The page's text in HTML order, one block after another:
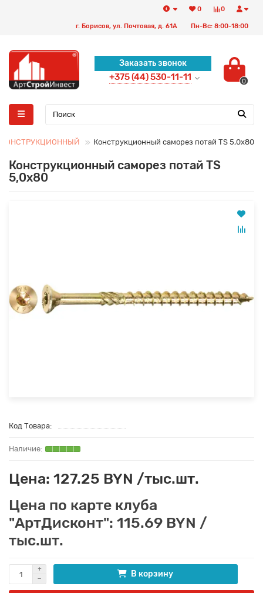
0
0
г. Борисов, ул. Почтовая, д. 61А Пн-Вс: 8:00-18:00
Заказать звонок
+375 (44) 530-11-11 0
Конструкционный саморез потай TS 5,0x80
Конструкционный саморез потай TS
5,0x80
Код Товара:
Цена: 127.25 BYN /тыс.шт.
Цена по карте клуба
"АртДисконт": 115.69 BYN /
тыс.шт.
В корзину